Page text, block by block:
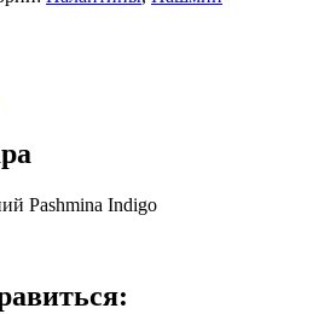
Pashmina Indigo